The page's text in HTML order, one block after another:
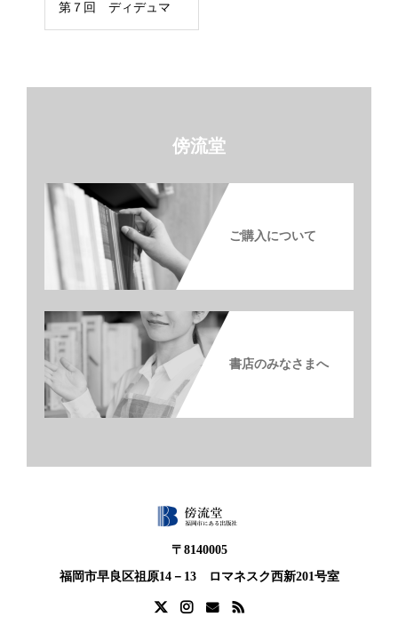
第７回 ディデュマ
傍流堂
ご購入について
書店のみなさまへ
〒8140005
福岡市早良区祖原14－13 ロマネスク西新201号室